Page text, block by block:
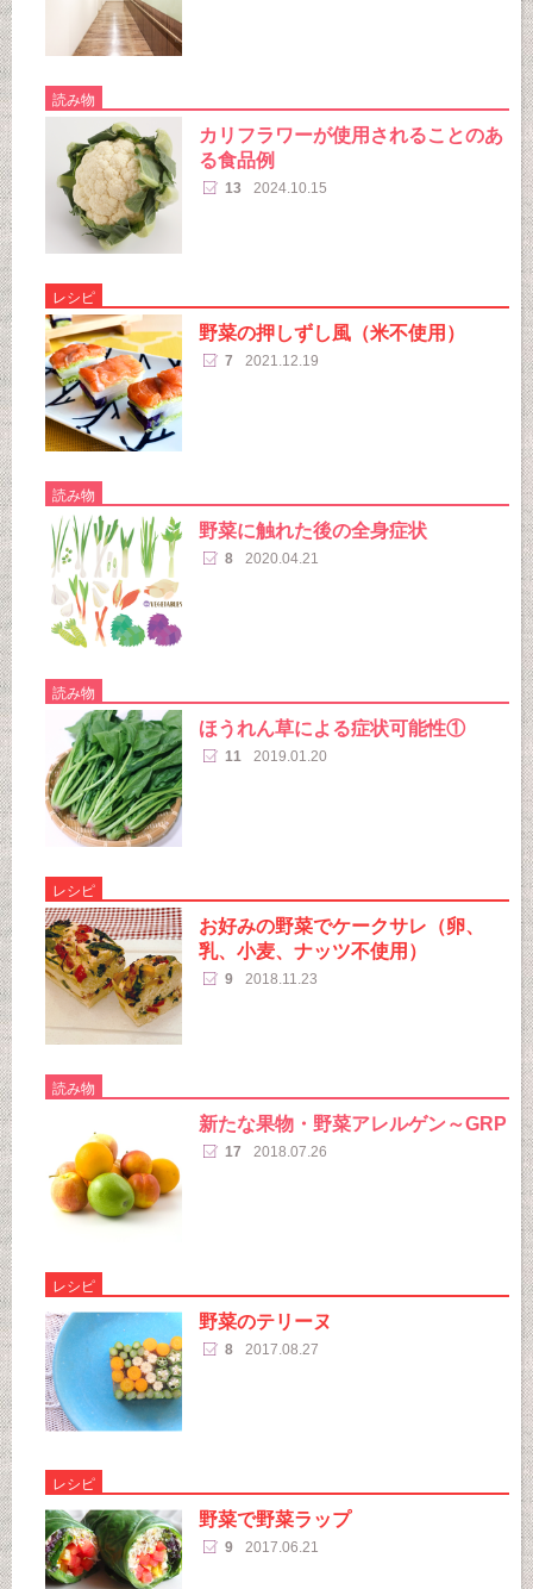
読み物
カリフラワーが使用されることのあ
る食品例
13 2024.10.15
レシピ
野菜の押しずし風（米不使用）
7 2021.12.19
読み物
野菜に触れた後の全身症状
8 2020.04.21
読み物
ほうれん草による症状可能性①
11 2019.01.20
レシピ
お好みの野菜でケークサレ（卵、
乳、小麦、ナッツ不使用）
9 2018.11.23
読み物
新たな果物・野菜アレルゲン～GRP
17 2018.07.26
レシピ
野菜のテリーヌ
8 2017.08.27
レシピ
野菜で野菜ラップ
9 2017.06.21